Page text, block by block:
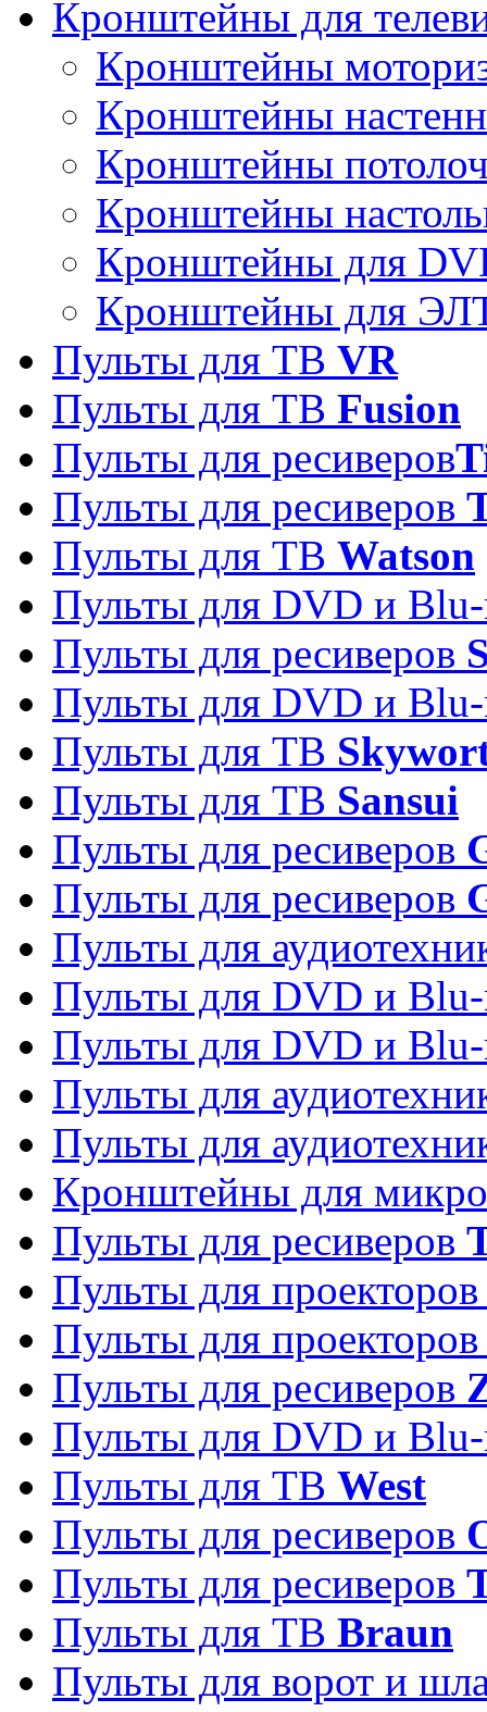
Кронштейны для
Кронштейны
Кронштейны
Кронштейны
Кронштейны
Кронштейны для
Кронштейны для
Пульты для ТВ VR
Пульты для ТВ Fusion
Пульты для ресиверов
Пульты для ресиверов
Пульты для ТВ Watson
Пульты для DVD и
Пульты для ресиверов
Пульты для DVD и
Пульты для ТВ
Пульты для ТВ Sansui
Пульты для ресиверов
Пульты для ресиверов
Пульты для
Пульты для DVD и
Пульты для DVD и
Пульты для
Пульты для
Кронштейны для
Пульты для ресиверов
Пульты для
Пульты для
Пульты для ресиверов
Пульты для DVD и
Пульты для ТВ West
Пульты для ресиверов
Пульты для ресиверов
Пульты для ТВ Braun
Пульты для ворот и